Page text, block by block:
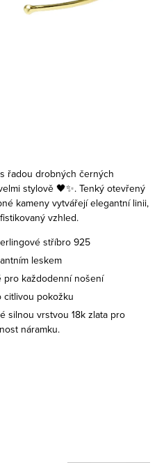
řadou drobných černých
stylově 🖤✨. Tenký otevřený
kameny vytvářejí elegantní linii,
vzhled.
stříbro 925
leskem
každodenní nošení
citlivou pokožku
silnou vrstvou 18k zlata pro
náramku.